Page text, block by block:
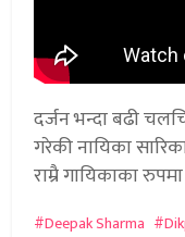
दर्जन भन्दा बढी
गरेकी नायिका
राम्रै गायिकाका
Deepak Sharma